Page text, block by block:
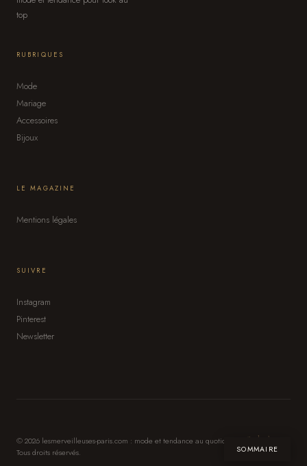
SOMMAIRE
top
RUBRIQUES
Mode
Mariage
Accessoires
Bijoux
LE MAGAZINE
Mentions légales
SUIVRE
Instagram
Pinterest
Newsletter
© 2026 lesmerveilleuses-paris.com : mode et tendance au quotidien.
Tous droits réservés.
Style &
Élégance